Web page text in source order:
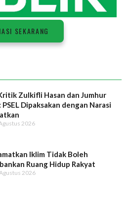
SEKARANG
Zulkifli Hasan dan Jumhur
Dipaksakan dengan Narasi
2026
Iklim Tidak Boleh
Ruang Hidup Rakyat
2026